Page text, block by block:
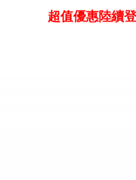
超值優惠陸續